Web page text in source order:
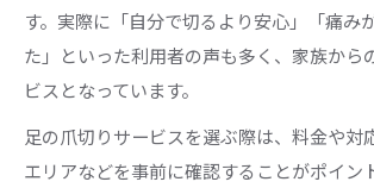
す。実際に「自分で切るより安心」「痛み
た」といった利用者の声も多く、家族から
ビスとなっています。
足の爪切りサービスを選ぶ際は、料金や対
エリアなどを事前に確認することがポイン